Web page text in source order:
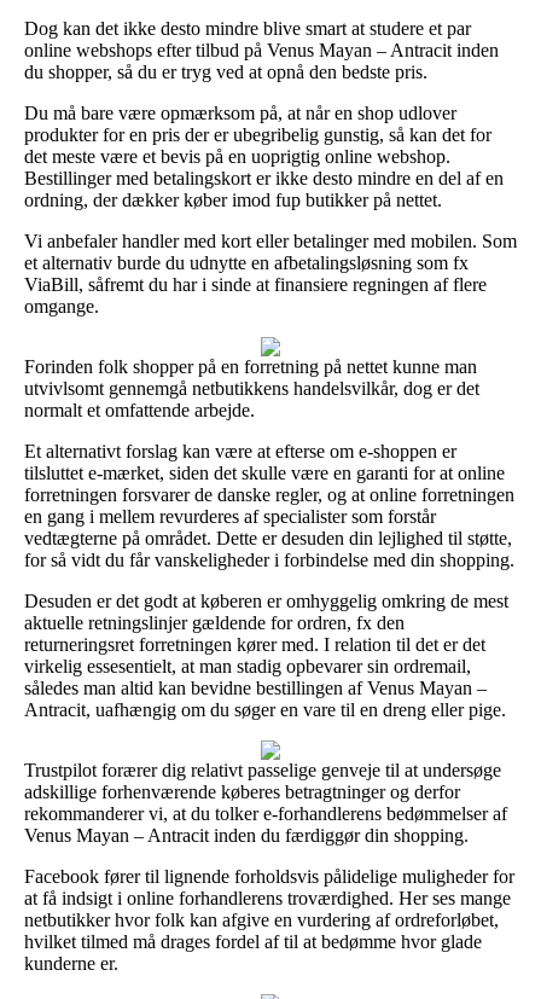
Dog kan det ikke desto mindre blive smart at studere et par
online webshops efter tilbud på Venus Mayan – Antracit inden
du shopper, så du er tryg ved at opnå den bedste pris.
Du må bare være opmærksom på, at når en shop udlover
produkter for en pris der er ubegribelig gunstig, så kan det for
det meste være et bevis på en uoprigtig online webshop.
Bestillinger med betalingskort er ikke desto mindre en del af en
ordning, der dækker køber imod fup butikker på nettet.
Vi anbefaler handler med kort eller betalinger med mobilen. Som
et alternativ burde du udnytte en afbetalingsløsning som fx
ViaBill, såfremt du har i sinde at finansiere regningen af flere
omgange.
Forinden folk shopper på en forretning på nettet kunne man
utvivlsomt gennemgå netbutikkens handelsvilkår, dog er det
normalt et omfattende arbejde.
Et alternativt forslag kan være at efterse om e-shoppen er
tilsluttet e-mærket, siden det skulle være en garanti for at online
forretningen forsvarer de danske regler, og at online forretningen
en gang i mellem revurderes af specialister som forstår
vedtægterne på området. Dette er desuden din lejlighed til støtte,
for så vidt du får vanskeligheder i forbindelse med din shopping.
Desuden er det godt at køberen er omhyggelig omkring de mest
aktuelle retningslinjer gældende for ordren, fx den
returneringsret forretningen kører med. I relation til det er det
virkelig essesentielt, at man stadig opbevarer sin ordremail,
således man altid kan bevidne bestillingen af Venus Mayan –
Antracit, uafhængig om du søger en vare til en dreng eller pige.
Trustpilot forærer dig relativt passelige genveje til at undersøge
adskillige forhenværende køberes betragtninger og derfor
rekommanderer vi, at du tolker e-forhandlerens bedømmelser af
Venus Mayan – Antracit inden du færdiggør din shopping.
Facebook fører til lignende forholdsvis pålidelige muligheder for
at få indsigt i online forhandlerens troværdighed. Her ses mange
netbutikker hvor folk kan afgive en vurdering af ordreforløbet,
hvilket tilmed må drages fordel af til at bedømme hvor glade
kunderne er.